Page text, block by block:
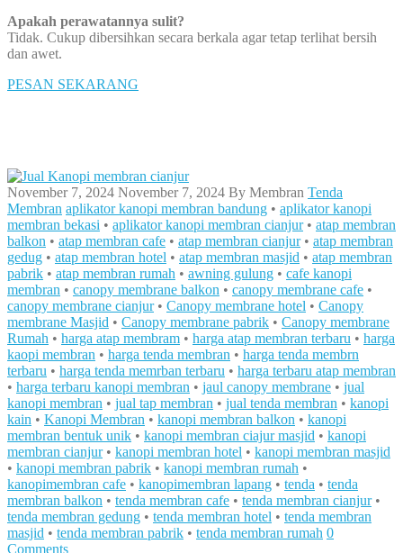
Apakah perawatannya sulit?
Tidak. Cukup dibersihkan secara berkala agar tetap terlihat bersih
dan awet.
PESAN SEKARANG
November 7, 2024 November 7, 2024 By Membran Tenda
Membran aplikator kanopi membran bandung • aplikator kanopi
membran bekasi • aplikator kanopi membran cianjur• atap membran
balkon • atap membran cafe • atap membran cianjur• atap membran
gedug • atap membran hotel • atap membran masjid • atap membran
pabrik • atap membran rumah • awning gulung • cafe kanopi
membran • canopy membrane balkon • canopy membrane cafe •
canopy membrane cianjur• Canopy membrane hotel • Canopy
membrane Masjid • Canopy membrane pabrik • Canopy membrane
Rumah • harga atap membram • harga atap membran terbaru • harga
kaopi membran • harga tenda membran • harga tenda membrn
terbaru • harga tenda memrban terbaru • harga terbaru atap membran
• harga terbaru kanopi membran • jaul canopy membrane • jual
kanopi membran • jual tap membran • jual tenda membran • kanopi
kain • Kanopi Membran • kanopi membran balkon • kanopi
membran bentuk unik • kanopi membran ciajur masjid • kanopi
membran cianjur• kanopi membran hotel • kanopi membran masjid
• kanopi membran pabrik • kanopi membran rumah •
kanopimembran cafe • kanopimembran lapang • tenda • tenda
membran balkon • tenda membran cafe • tenda membran cianjur•
tenda membran gedung • tenda membran hotel • tenda membran
masjid • tenda membran pabrik • tenda membran rumah 0
Comments